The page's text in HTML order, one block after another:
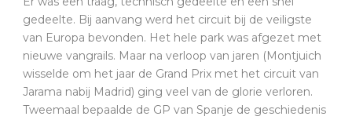
gedeelte. Bij aanvang werd het circuit bij de veiligste
van Europa bevonden. Het hele park was afgezet met
nieuwe vangrails. Maar na verloop van jaren (Montjuich
wisselde om het jaar de Grand Prix met het circuit van
Jarama nabij Madrid) ging veel van de glorie verloren.
Tweemaal bepaalde de GP van Spanje de geschiedenis